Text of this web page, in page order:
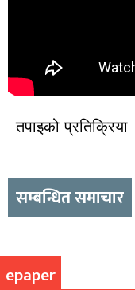
तपाइको प्रतिक्रिया
सम्बन्धित समाचार
epaper